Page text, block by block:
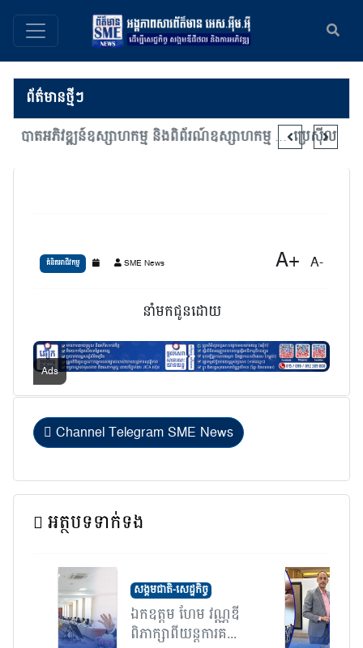
ព័ត៌មានថ្មីៗ
មហាសន្និបាតអភិវឌ្ឍន៍ឧស្សាហកម្ម និងពិព័រណ៍ឧស្សាហកម្ម ផ្តោតលើការជំរុញភាពជាដៃគូឧស្សាហកម្ម និងការចាប់យកបច្ចេកវិទ្យាទំនើប
គំនិតអាជីវកម្ម SME News A+ A-
នាំមកជូនដោយ
Channel Telegram SME News
អត្ថបទទាក់ទង
សង្គមជាតិ-សេដ្ឋកិច្ច
ឯកឧត្តម ហែម វណ្ណឌី
ពិភាក្សាពីយន្តការគ...